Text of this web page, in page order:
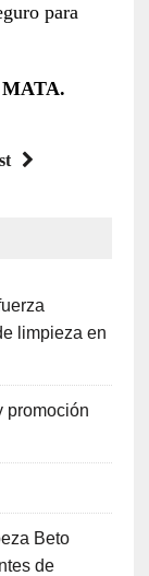
para
limpieza en
promoción
Beto
de